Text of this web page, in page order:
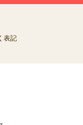
表記